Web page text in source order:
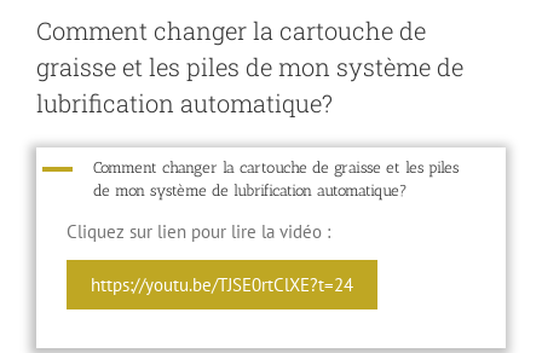
Comment changer la cartouche de
graisse et les piles de mon système de
lubrification automatique?
A
Comment changer la cartouche de graisse et les piles
de mon système de lubrification automatique?
Cliquez sur lien pour lire la vidéo :
https://youtu.be/TJSE0rtClXE?t=24